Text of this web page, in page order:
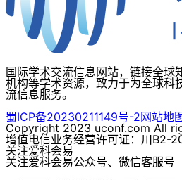
国际学术交流信息网站，链接全球
机构等学术资源，致力于为全球科
流信息服务。
蜀ICP备20230211149号-2网站地
Copyright 2023 uconf.com All
增值电信业务经营许可证：川B2-
关注爱科会易
关注爱科会易公众号、微信客服号